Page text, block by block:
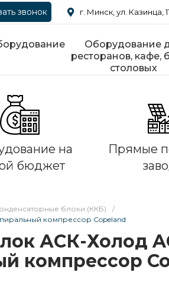
звонок г. Минск, ул. Казинца,
Оборудование
ресторанов, кафе,
столовых
на
бюджет
Прямые
блоки (ККБ)
/
компрессор Copeland
АСК-Холод
компрессор